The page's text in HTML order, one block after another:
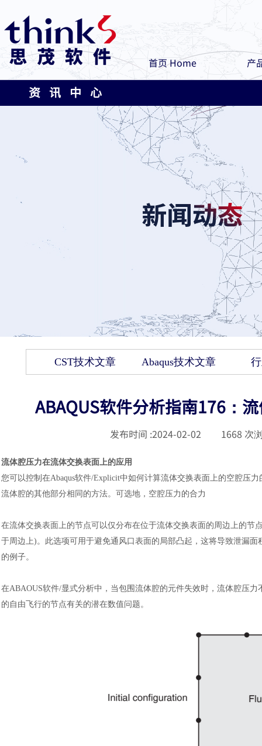
首页 Home 产
资 讯 中 心
CST技术文章 Abaqus技术文章
ABAQUS软件分析指南176：
发布时间 :2024-02-02 1668 次
流体腔压力在流体交换表面上的应用
您可以控制在Abaqus软件/Explicit中如何计算流体交换表面上的空腔压
流体腔的其他部分相同的方法。可选地，空腔压力的合力
在流体交换表面上的节点可以仅分布在位于流体交换表面的周边上的节
于周边上)。此选项可用于避免通风口表面的局部凸起，这将导致泄漏
的例子。
在ABAOUS软件/显式分析中，当包围流体腔的元件失效时，流体腔压
的自由飞行的节点有关的潜在数值问题。